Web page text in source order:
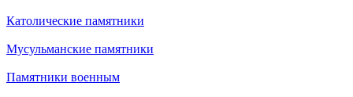
Католические памятники
Мусульманские памятники
Памятники военным